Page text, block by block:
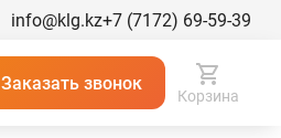
info@klg.kz+7 (7172) 69-59-39
Заказать звонок
Корзина